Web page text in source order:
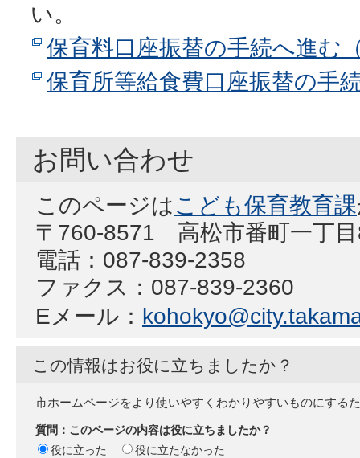
い。
保育料口座振替の手続へ進む
保育所等給食費口座振替の手
お問い合わせ
このページはこども保育教育課
〒760-8571 高松市番町一丁
電話：087-839-2358
ファクス：087-839-2360
Eメール：
この情報はお役に立ちましたか？
市ホームページをより使いやすくわかりやすいものにする
質問：このページの内容は役に立ちましたか？
役に立った
役に立たなかった